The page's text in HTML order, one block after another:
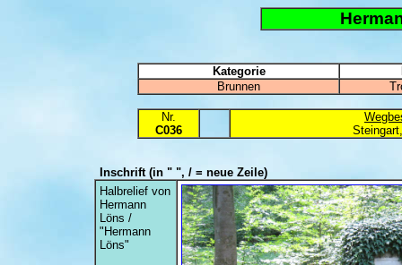
Kategorie
Brunnen
Nr.
C036
Inschrift(in " ", / = neue Zeile)
Halbrelief von
Hermann
Löns /
"Hermann
Löns"